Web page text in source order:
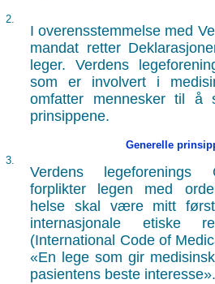
2.
I overensstemmelse med
mandat retter
leger. Verdens
som er involvert i
omfatter mennesker til å
prinsippene.
Generelle
3.
Verdens legeforenings
forplikter legen med
helse skal være mitt
internasjonale etiske
(International Code of
«En lege som gir
pasientens beste interesse».